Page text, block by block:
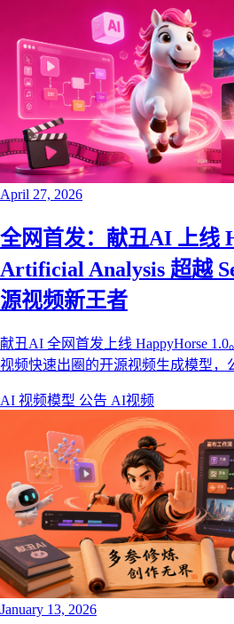
April 27, 2026
全网首发：献丑AI 上线
Artificial Analysis 超越
源视频新王者
献丑AI 全网首发上线 HappyHorse
视频快速出圈的开源视频生成模型，
在文本生视频、图生视频、1080p 输
步架构上都有非常强的竞争力。
AI 视频模型 公告 AI视频
January 13, 2026